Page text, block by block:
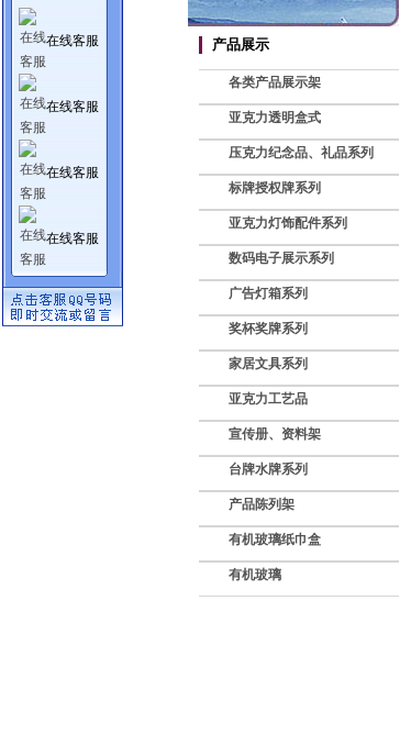
产品展示
各类产品展示架
亚克力透明盒式
压克力纪念品、礼品系列
标牌授权牌系列
亚克力灯饰配件系列
数码电子展示系列
广告灯箱系列
奖杯奖牌系列
家居文具系列
亚克力工艺品
宣传册、资料架
台牌水牌系列
产品陈列架
有机玻璃纸巾盒
有机玻璃
在线客服
在线客服
在线客服
在线客服